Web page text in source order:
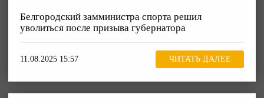
Белгородский замминистра спорта решил
уволиться после призыва губернатора
11.08.2025 15:57 ЧИТАТЬ ДАЛЕЕ